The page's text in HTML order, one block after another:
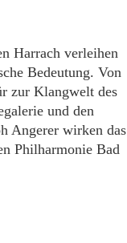
Harrach verleihen
Bedeutung. Von
zur Klangwelt des
und den
Angerer wirken das
Philharmonie Bad